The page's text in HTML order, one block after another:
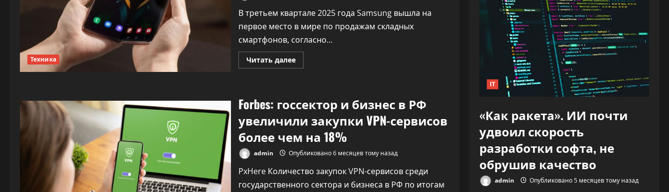
Техника
В третьем квартале 2025 года Samsung вышла на
первое место в мире по продажам складных
смартфонов, согласно...
Читать далееПрочитать
больше
по
продажам
смартфонов
в
третьем
квартале
2025
года
Forbes: госсектор и бизнес в РФ
увеличили закупки VPN-сервисов
более чем на 18%
admin Опубликовано 6 месяцев тому назад
PxHere Количество закупок VPN-сервисов среди
государственного сектора и бизнеса в РФ по итогам
IT
«Как ракета». ИИ почти
удвоил скорость
разработки софта, не
обрушив качество
admin Опубликовано 5 месяцев тому назад